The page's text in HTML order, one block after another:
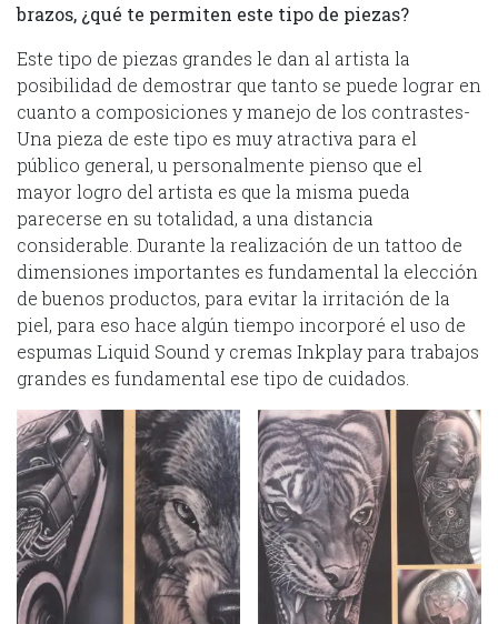
brazos, ¿qué te permiten este tipo de piezas?
Este tipo de piezas grandes le dan al artista la
posibilidad de demostrar que tanto se puede lograr en
cuanto a composiciones y manejo de los contrastes-
Una pieza de este tipo es muy atractiva para el
público general, u personalmente pienso que el
mayor logro del artista es que la misma pueda
parecerse en su totalidad, a una distancia
considerable. Durante la realización de un tattoo de
dimensiones importantes es fundamental la elección
de buenos productos, para evitar la irritación de la
piel, para eso hace algún tiempo incorporé el uso de
espumas Liquid Sound y cremas Inkplay para trabajos
grandes es fundamental ese tipo de cuidados.